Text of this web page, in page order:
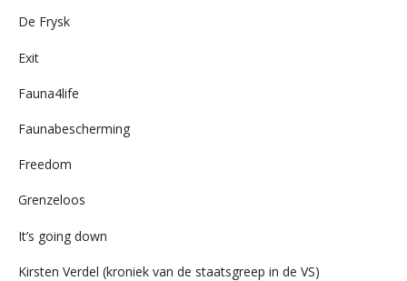
De Frysk
Exit
Fauna4life
Faunabescherming
Freedom
Grenzeloos
It’s going down
Kirsten Verdel (kroniek van de staatsgreep in de VS)